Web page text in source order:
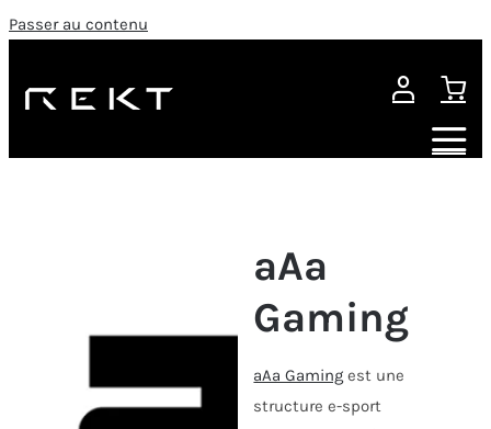
Passer au contenu
aAa
Gaming
aAa Gaming est une
structure e-sport